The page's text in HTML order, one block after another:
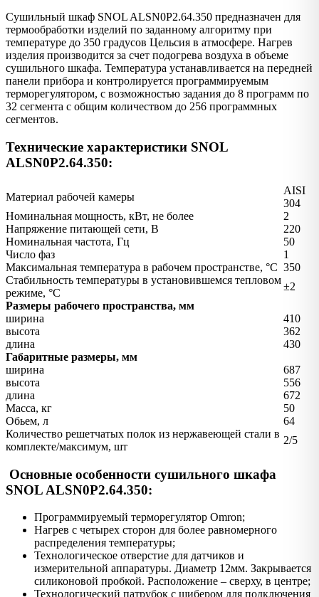
Сушильный шкаф SNOL ALSN0P2.64.350 предназначен для
термообработки изделий по заданному алгоритму при
температуре до 350 градусов Цельсия в атмосфере. Нагрев
изделия производится за счет подогрева воздуха в объеме
сушильного шкафа. Температура устанавливается на передней
панели прибора и контролируется программируемым
терморегулятором, с возможностью задания до 8 программ по
32 сегмента с общим количеством до 256 программных
сегментов.
Технические характеристики SNOL
ALSN0P2.64.350:
Материал рабочей камеры
AISI
304
Номинальная мощность, кВт, не более
2
Напряжение питающей сети, В
220
Номинальная частота, Гц
50
Число фаз
1
Максимальная температура в рабочем пространстве, °С 350
Стабильность температуры в установившемся тепловом
режиме, °С
±2
Размеры рабочего пространства, мм
ширина
410
высота
362
длина
430
Габаритные размеры, мм
ширина
687
высота
556
длина
672
Масса, кг
50
Обьем, л
64
Количество решетчатых полок из нержавеющей стали в
комплекте/максимум, шт
2/5
Основные особенности сушильного шкафа
SNOL ALSN0P2.64.350:
Программируемый терморегулятор Omron;
Нагрев с четырех сторон для более равномерного
распределения температуры;
Технологическое отверстие для датчиков и
измерительной аппаратуры. Диаметр 12мм. Закрывается
силиконовой пробкой. Расположение – сверху, в центре;
Технологический патрубок с шибером для подключения